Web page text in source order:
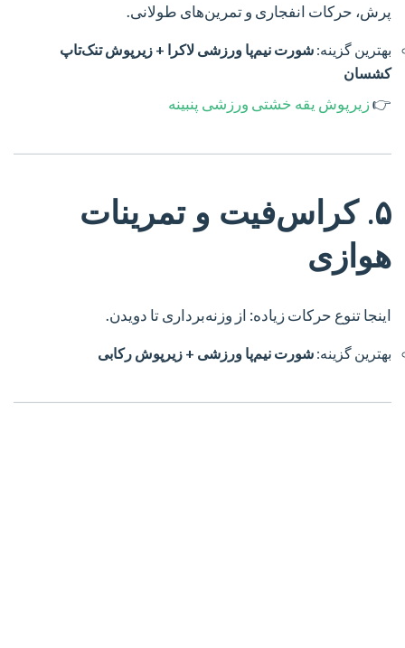
پرش، حرکات انفجاری و تمرین‌های طولانی.
بهترین گزینه: شورت نیم‌پا ورزشی لاکرا + زیرپوش تنک‌تاپ
کشسان
👉زیرپوش یقه خشتی ورزشی پنبینه
۵. کراس‌فیت و تمرینات
هوازی
اینجا تنوع حرکات زیاده: از وزنه‌برداری تا دویدن.
بهترین گزینه: شورت نیم‌پا ورزشی + زیرپوش رکابی